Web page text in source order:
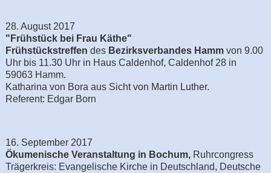
28. August 2017
"Frühstück bei Frau Käthe"
Frühstückstreffen des Bezirksverbandes Hammvon 9.00
Uhr bis 11.30 Uhr in Haus Caldenhof, Caldenhof 28 in
59063 Hamm.
Katharina von Bora aus Sicht von Martin Luther.
Referent: Edgar Born
16. September 2017
Ökumenische Veranstaltung in Bochum,Ruhrcongress
Trägerkreis: Evangelische Kirche in Deutschland, Deutsche